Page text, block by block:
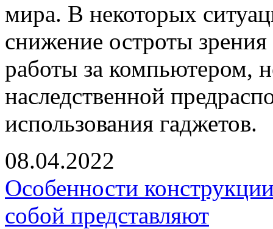
мира. В некоторых
снижение остроты
работы за компьютером,
наследственной
использования гаджетов.
08.04.2022
Особенности
собой представляют